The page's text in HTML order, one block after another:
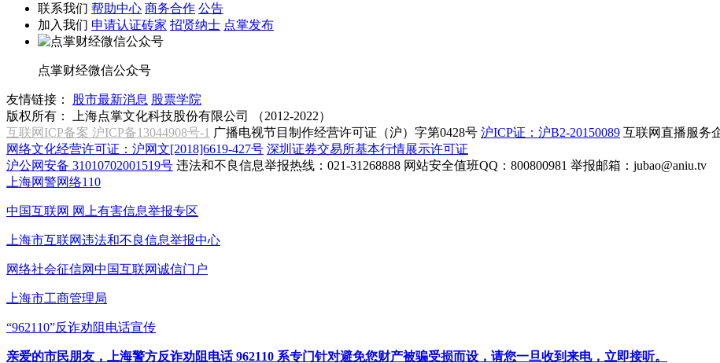
联系我们 帮助中心 商务合作 公告
加入我们 申请认证砖家 招贤纳士 点掌发布
点掌财经微信公众号
友情链接： 股市最新消息 股票学院
版权所有：
上海点掌文化科技股份有限公司 （2012-2022）
互联网ICP备案 沪ICP备13044908号-1 广播电视节目制作经营许可证（沪）字第0428号 沪ICP证：沪B2-20150089 互联网直播服务
网络文化经营许可证：沪网文[2018]6619-427号 深圳证券交易所基本行情展示许可证
沪公网安备 31010702001519号 违法和不良信息举报热线：021-31268888 网站安全值班QQ：800800981 举报邮箱： jubao@aniu.tv
上海网警网络110
中国互联网 网上有害信息举报专区
上海市互联网违法和不良信息举报中心
网络社会征信网中国互联网诚信门户
上海市工商管理局
“962110”反诈劝阻电话宣传
亲爱的市民朋友，上海警方反诈劝阻电话 962110 系专门针对避免您财产被骗受损而设，请您一旦收到来电，立即接听。